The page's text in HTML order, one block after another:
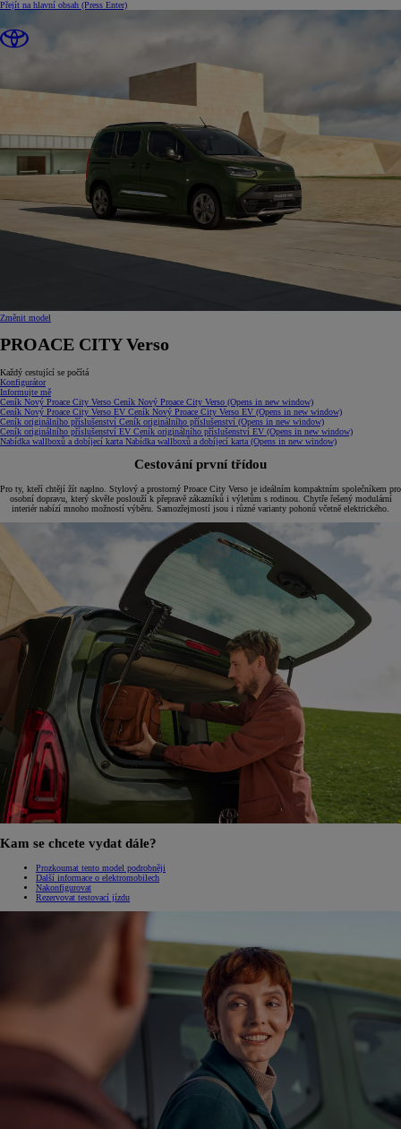
Přejít na hlavní obsah (Press Enter)
Změnit model
PROACE CITY Verso
Každý cestující se počítá
Konfigurátor
Informujte mě
Ceník Nový Proace City Verso Ceník Nový Proace City Verso (Opens in new window)
Ceník Nový Proace City Verso EV Ceník Nový Proace City Verso EV (Opens in new window)
Ceník originálního příslušenství Ceník originálního příslušenství (Opens in new window)
Ceník originálního příslušenství EV Ceník originálního příslušenství EV (Opens in new window)
Nabídka wallboxů a dobíjecí karta Nabídka wallboxů a dobíjecí karta (Opens in new window)
Cestování první třídou
Pro ty, kteří chtějí žít naplno. Stylový a prostorný Proace City Verso je ideálním kompaktním společníkem pro
osobní dopravu, který skvěle poslouží k přepravě zákazníků i výletům s rodinou. Chytře řešený modulární
interiér nabízí mnoho možností výběru. Samozřejmostí jsou i různé varianty pohonů včetně elektrického.
Kam se chcete vydat dále?
Prozkoumat tento model podrobněji
Další informace o elektromobilech
Nakonfigurovat
Rezervovat testovací jízdu